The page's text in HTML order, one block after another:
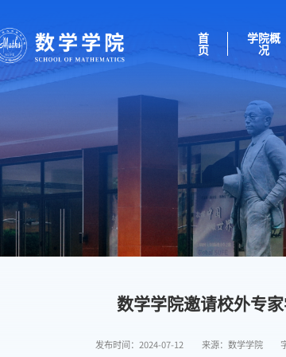
首
页
学院概
况
数学学院邀请校外专
发布时间：2024-07-12 来源：数学学院